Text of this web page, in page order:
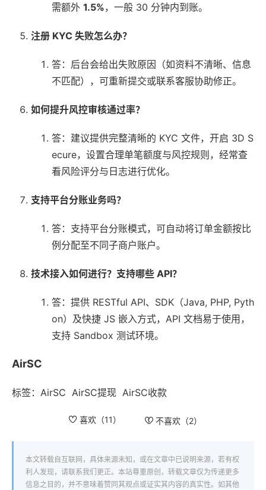
需额外 1.5%，一般 30 分钟内到账。
注册 KYC 失败怎么办？
答：后台会给出失败原因（如资料不清晰、信息
不匹配），可重新提交或联系客服协助修正。
如何提升风控审核通过率？
答：建议提供完整清晰的 KYC 文件，开启 3D S
ecure，设置合理单笔额度与风控规则，经常查
看风险评分与日志进行优化。
支持平台分账业务吗？
答：支持平台分账模式，可自动将订单金额按比
例分配至不同子商户账户。
技术接入如何进行？支持哪些 API？
答：提供 RESTful API、SDK（Java, PHP, Pyth
on）及快捷 JS 嵌入方式，API 文档易于使用，
支持 Sandbox 测试环境。
AirSC
标签： AirSC AirSC提现 AirSC收款
喜欢（11） 不喜欢（2）
本文转载自互联网，具体来源未知，或在文章中已说明来源，若有权
利人发现，请联系我们更正。本站尊重原创，转载文章仅为传递更多
信息之目的，并不意味着赞同其观点或证实其内容的真实性。如其他